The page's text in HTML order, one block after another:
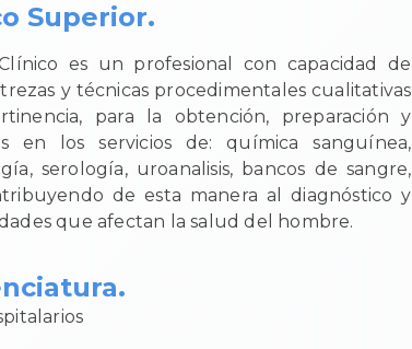
Superior.
es un profesional con capacidad de
y técnicas procedimentales cualitativas
para la obtención, preparación y
en los servicios de: química sanguínea,
serología, uroanalisis, bancos de sangre,
de esta manera al diagnóstico y
que afectan la salud del hombre.